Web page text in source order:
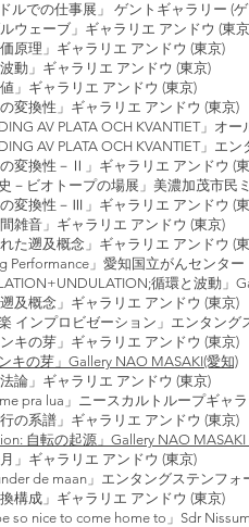
の仕事展」 ゲントギャラリー (ゲ
ウェーブ」ギャラリエ アンドウ (東
原理」ギャラリエ アンドウ (東京)
動」ギャラリエ アンドウ (東京)
」ギャラリエ アンドウ (東京)
変換性」ギャラリエ アンドウ (東京)
AV PLATA OCH KVANTIET」オー
AV PLATA OCH KVANTIET」エン
変換性－Ⅱ」ギャラリエ アンドウ (
オトープの場展」美濃加茂市民ミ
変換性－Ⅲ」ギャラリエ アンドウ (
雑音」ギャラリエ アンドウ (東京)
た遡及概念」ギャラリエ アンドウ (
」愛知国立がんセンター
循環と波動」
及概念」ギャラリエ アンドウ (東京)
プロビゼーション」エンタングス
キの芽」ギャラリエ アンドウ (東京)
キの芽」Gallery NAO MASAKI(愛知)
論」ギャラリエ アンドウ (東京)
lua」ニースカルトループギャラ
の系譜」ギャラリエ アンドウ (東京)
自転の起源」Gallery NAO MASAKI
」ギャラリエ アンドウ (東京)
de maan」エンタングステンフォ
構成」ギャラリエ アンドウ (東京)
nice to come home to」Sdr Nissum